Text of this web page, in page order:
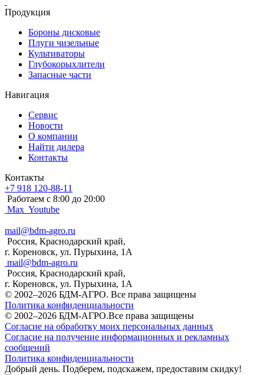
Продукция
Бороны дисковые
Плуги чизельные
Культиваторы
Глубокорыхлители
Запасные части
Навигация
Сервис
Новости
О компании
Найти дилера
Контакты
Контакты
+7 918 120-88-11
Работаем c 8:00 до 20:00
Max Youtube
mail@bdm-agro.ru
Россия, Краснодарский край,
г. Кореновск, ул. Пурыхина, 1А
mail@bdm-agro.ru
Россия, Краснодарский край,
г. Кореновск, ул. Пурыхина, 1А
© 2002–2026 БДМ-АГРО. Все права защищены
Политика конфиденциальности
© 2002–2026 БДМ-АГРО.Все права защищены
Согласие на обработку моих персональных данных
Согласие на получение информационных и рекламных
сообщений
Политика конфиденциальности
Добрый день. Подберем, подскажем, предоставим скидку!